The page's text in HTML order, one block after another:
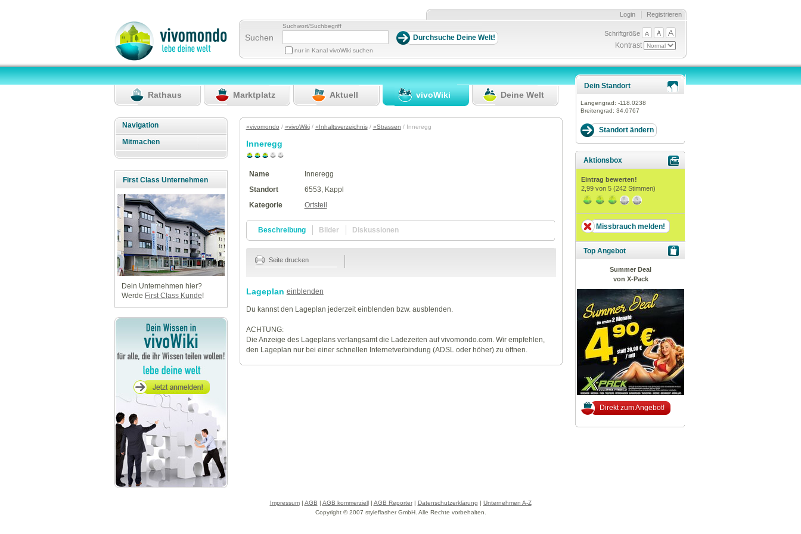
Registrieren
Login
Suchen
Suchwort/Suchbegriff
nur in Kanal vivoWiki suchen
Schriftgröße
Kontrast
Rathaus Marktplatz Aktuell vivoWiki Deine Welt
Navigation
Mitmachen
First Class Unternehmen
Dein Unternehmen hier?
Werde First Class Kunde!
»vivomondo / »vivoWiki/ »Inhaltsverzeichnis/ »Strassen / Inneregg
Inneregg
Name
Inneregg
Standort
6553, Kappl
Kategorie
Ortsteil
Beschreibung Bilder Diskussionen
Seite drucken
Lageplan einblenden
Du kannst den Lageplan jederzeit einblenden bzw. ausblenden.
ACHTUNG:
Die Anzeige des Lageplans verlangsamt die Ladezeiten auf vivomondo.com. Wir empfehlen,
den Lageplan nur bei einer schnellen Internetverbindung (ADSL oder höher) zu öffnen.
Dein Standort
Längengrad: -118.0238
Breitengrad: 34.0767
Aktionsbox
Eintrag bewerten!
2,99 von 5 (242 Stimmen)
Missbrauch melden!
Top Angebot
Summer Deal
von X-Pack
Direkt zum Angebot!
Impressum| AGB | AGB kommerziell| AGB Reporter| Datenschutzerklärung | Unternehmen A-Z
Copyright © 2007 styleflasher GmbH. Alle Rechte vorbehalten.